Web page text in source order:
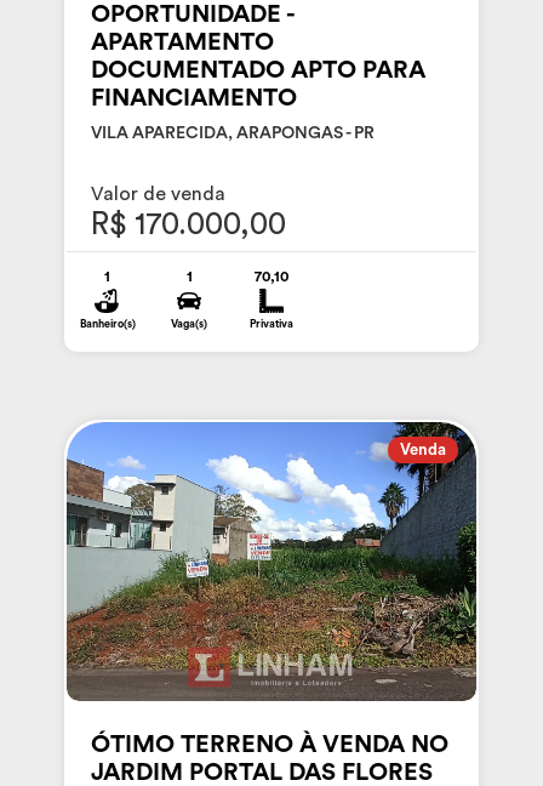
OPORTUNIDADE -
APARTAMENTO
DOCUMENTADO APTO PARA
FINANCIAMENTO
VILA APARECIDA, ARAPONGAS - PR
Valor de venda
R$ 170.000,00
1
Banheiro(s)
1
Vaga(s)
70,10
Privativa
Venda
ÓTIMO TERRENO À VENDA NO
JARDIM PORTAL DAS FLORES